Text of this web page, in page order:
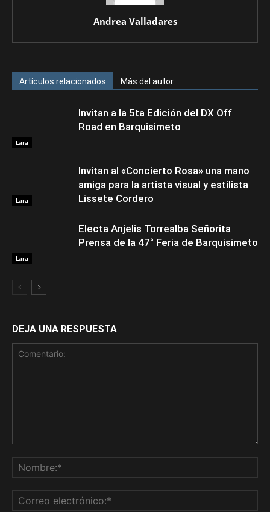
Andrea Valladares
Artículos relacionados Más del autor
Lara
Invitan a la 5ta Edición del DX Off
Road en Barquisimeto
Lara
Invitan al «Concierto Rosa» una mano
amiga para la artista visual y estilista
Lissete Cordero
Lara
Electa Anjelis Torrealba Señorita
Prensa de la 47° Feria de Barquisimeto
DEJA UNA RESPUESTA